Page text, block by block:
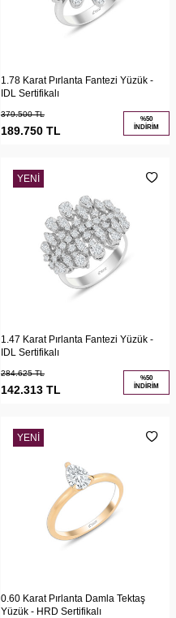
1.78 Karat Pırlanta Fantezi Yüzük -
IDL Sertifikalı
379.500TL
189.750 TL
%50
İNDIRIM
YENI
1.47 Karat Pırlanta Fantezi Yüzük -
IDL Sertifikalı
284.625TL
142.313 TL
%50
İNDIRIM
YENI
0.60 Karat Pırlanta Damla Tektaş
Yüzük - HRD Sertifikalı